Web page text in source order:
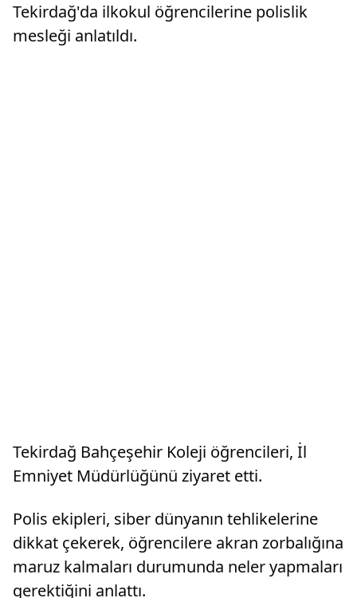
Tekirdağ'da ilkokul öğrencilerine polislik
mesleği anlatıldı.
Tekirdağ Bahçeşehir Koleji öğrencileri, İl
Emniyet Müdürlüğünü ziyaret etti.
Polis ekipleri, siber dünyanın tehlikelerine
dikkat çekerek, öğrencilere akran zorbalığına
maruz kalmaları durumunda neler yapmaları
gerektiğini anlattı.